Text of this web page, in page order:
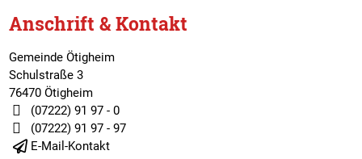
Anschrift & Kontakt
Gemeinde Ötigheim
Schulstraße 3
76470 Ötigheim
(07222) 91 97 - 0
(07222) 91 97 - 97
E-Mail-Kontakt